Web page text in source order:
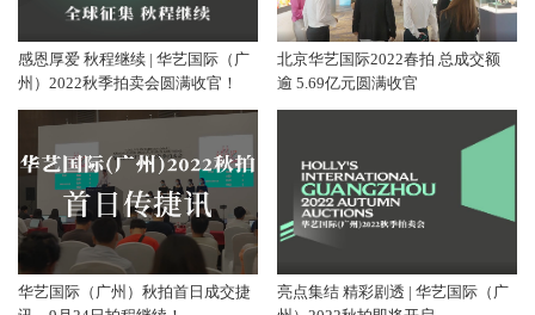
感恩厚爱 秋程继续 | 华艺国际（广
州）2022秋季拍卖会圆满收官！
北京华艺国际2022春拍 总成交额
逾 5.69亿元圆满收官
华艺国际（广州）秋拍首日成交捷
亮点集结 精彩剧透 | 华艺国际（广